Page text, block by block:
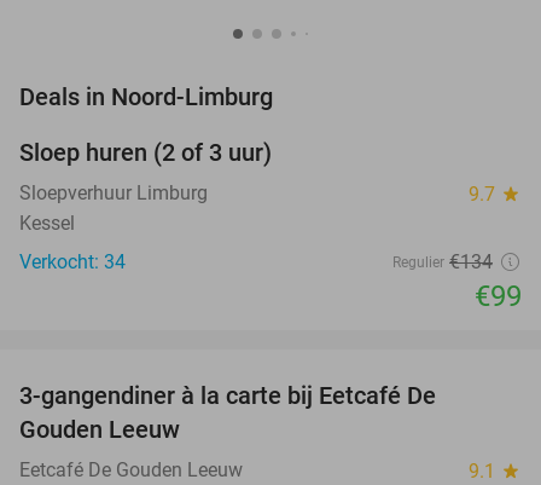
Deals in Noord-Limburg
NEW
TODAY
Sloep huren (2 of 3 uur)
Sloepverhuur Limburg 9.7 star
Kessel
Verkocht: 34
Regulier €134
€99
3-gangendiner à la carte bij Eetcafé De
Gouden Leeuw
Eetcafé De Gouden Leeuw 9.1 star